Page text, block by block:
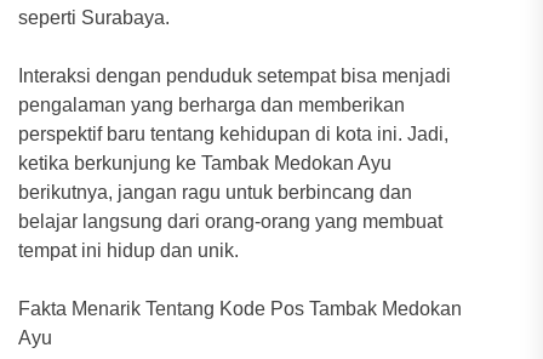
seperti Surabaya.
Interaksi dengan penduduk setempat bisa menjadi
pengalaman yang berharga dan memberikan
perspektif baru tentang kehidupan di kota ini. Jadi,
ketika berkunjung ke Tambak Medokan Ayu
berikutnya, jangan ragu untuk berbincang dan
belajar langsung dari orang-orang yang membuat
tempat ini hidup dan unik.
Fakta Menarik Tentang Kode Pos Tambak Medokan
Ayu